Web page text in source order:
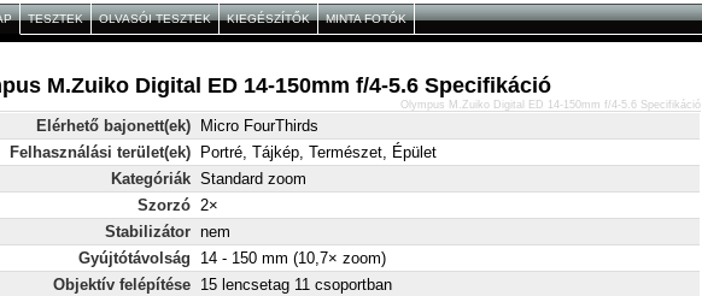
TESZTEK OLVASÓI TESZTEK KIEGÉSZÍTŐK MINTA FOTÓK
M.Zuiko Digital ED 14-150mm f/4-5.6 Specifikáció
Elérhető bajonett(ek)
Micro FourThirds
Felhasználási terület(ek)
Portré, Tájkép, Természet, Épület
Kategóriák Standard zoom
Szorzó 2×
Stabilizátor nem
Gyújtótávolság
14 - 150 mm (10,7× zoom)
Objektív felépítése 15 lencsetag 11 csoportban
Olympus M.Zuiko Digital ED 14-150mm f/4-5.6 Specifikáció